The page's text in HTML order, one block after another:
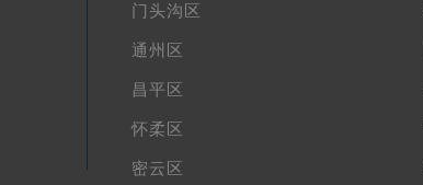
门头沟区
通州区
昌平区
怀柔区
密云区